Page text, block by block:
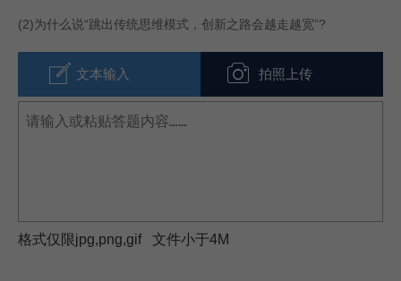
(2)为什么说“跳出传统思维模式，创新之路会越走越宽”?
文本输入 拍照上传
格式仅限jpg,png,gif 文件小于4M